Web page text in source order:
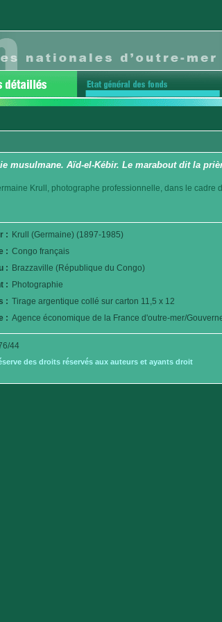
musulmane. Aïd-el-Kébir. Le marabout dit la
Krull, photographe professionnelle, dans le cadre
: Krull (Germaine) (1897-1985)
: Congo français
: Brazzaville (République du Congo)
: Photographie
: Tirage argentique collé sur carton 11,5 x 12
: Agence économique de la France d'outre-mer/
44
des droits réservés aux auteurs et ayants droit